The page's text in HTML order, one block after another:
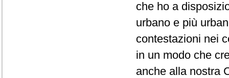
che ho a
urbano e più
contestazioni nei
in un modo che
anche alla nostra